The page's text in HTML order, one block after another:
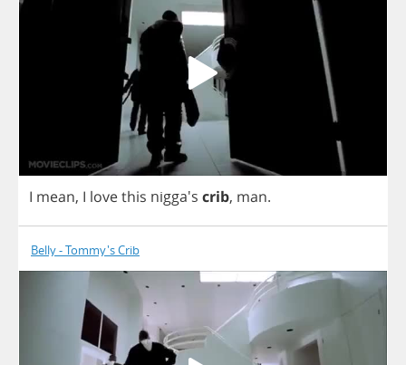
I mean, I lovethis nigga's crib, man.
Belly - Tommy's Crib